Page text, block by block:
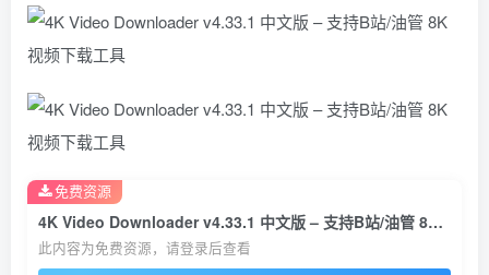
4K Video Downloader v4.33.1 中文版 – 支持B站/油管 8K视频下载工具
此内容为免费资源，请登录后查看
免费资源